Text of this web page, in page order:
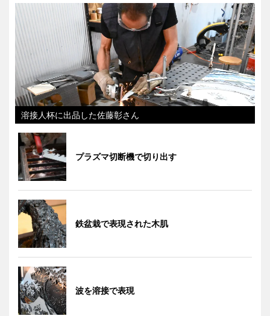
溶接人杯に出品した佐藤彰さん
プラズマ切断機で切り出す
鉄盆栽で表現された木肌
波を溶接で表現